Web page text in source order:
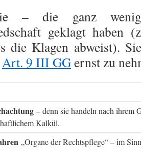
– die ganz
geklagt haben
die Klagen abweist).
Art. 9 III GGernst zu
– denn sie handeln nach ihrem
Kalkül.
„Organe der Rechtspflege“ – im